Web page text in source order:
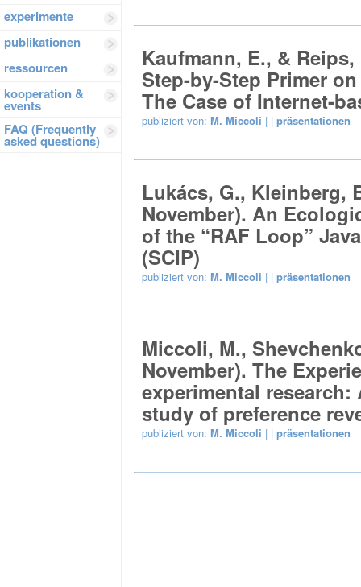
experimente
publikationen
ressourcen
kooperation &
events
FAQ (Frequently
asked questions)
Kaufmann, E., & Reips,
Step-by-Step Primer
The Case of Internet-
publiziert von: M. Miccoli | | präsentationen
Lukács, G., Kleinberg,
November). An
of the “RAF Loop”
(SCIP)
publiziert von: M. Miccoli | | präsentationen
Miccoli, M.,
November). The
experimental
study of preference
publiziert von: M. Miccoli | | präsentationen